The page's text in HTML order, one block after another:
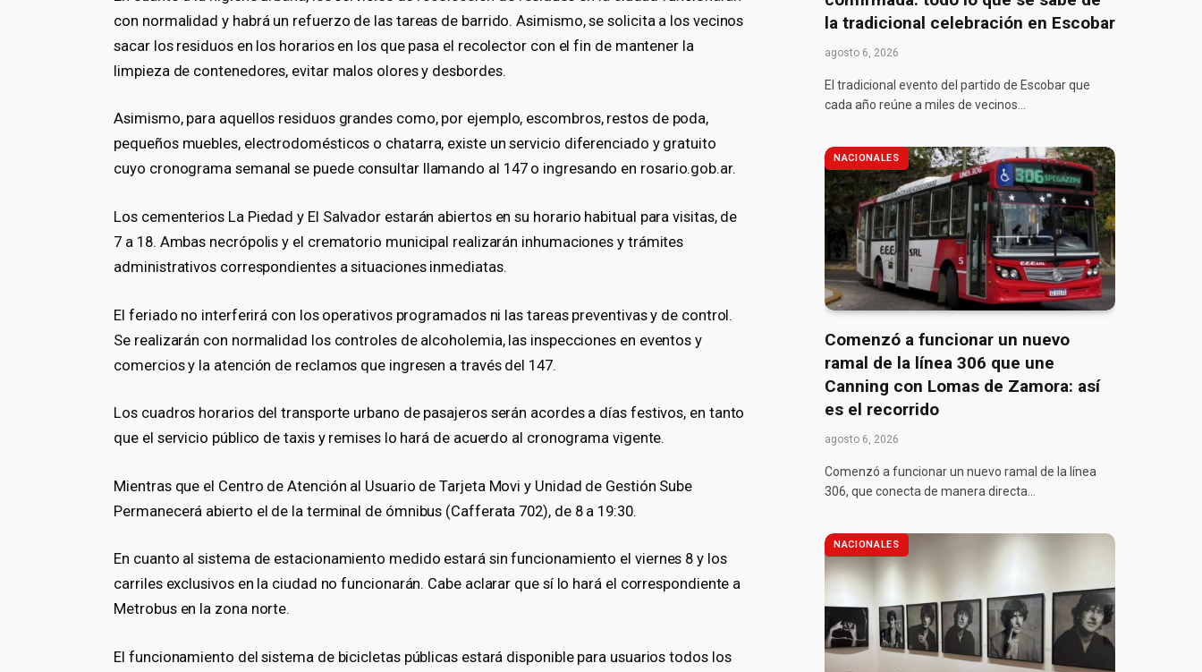
con normalidad y habrá un refuerzo de las tareas de barrido. Asimismo, se solicita a los vecinos
sacar los residuos en los horarios en los que pasa el recolector con el fin de mantener la
limpieza de contenedores, evitar malos olores y desbordes.
Asimismo, para aquellos residuos grandes como, por ejemplo, escombros, restos de poda,
pequeños muebles, electrodomésticos o chatarra, existe un servicio diferenciado y gratuito
cuyo cronograma semanal se puede consultar llamando al 147 o ingresando en rosario.gob.ar.
Los cementerios La Piedad y El Salvador estarán abiertos en su horario habitual para visitas, de
7 a 18. Ambas necrópolis y el crematorio municipal realizarán inhumaciones y trámites
administrativos correspondientes a situaciones inmediatas.
El feriado no interferirá con los operativos programados ni las tareas preventivas y de control.
Se realizarán con normalidad los controles de alcoholemia, las inspecciones en eventos y
comercios y la atención de reclamos que ingresen a través del 147.
Los cuadros horarios del transporte urbano de pasajeros serán acordes a días festivos, en tanto
que el servicio público de taxis y remises lo hará de acuerdo al cronograma vigente.
Mientras que el Centro de Atención al Usuario de Tarjeta Movi y Unidad de Gestión Sube
Permanecerá abierto el de la terminal de ómnibus (Cafferata 702), de 8 a 19:30.
En cuanto al sistema de estacionamiento medido estará sin funcionamiento el viernes 8 y los
carriles exclusivos en la ciudad no funcionarán. Cabe aclarar que sí lo hará el correspondiente a
Metrobus en la zona norte.
El funcionamiento del sistema de bicicletas públicas estará disponible para usuarios todos los
la tradicional celebración en Escobar
agosto 6, 2026
El tradicional evento del partido de Escobar que
cada año reúne a miles de vecinos…
NACIONALES
Comenzó a funcionar un nuevo
ramal de la línea 306 que une
Canning con Lomas de Zamora: así
es el recorrido
agosto 6, 2026
Comenzó a funcionar un nuevo ramal de la línea
306, que conecta de manera directa…
NACIONALES